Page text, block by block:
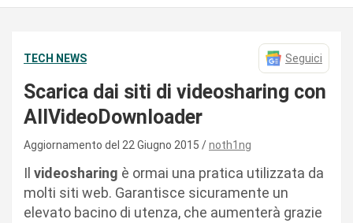
TECH NEWS Seguici
Scarica dai siti di videosharing con
AllVideoDownloader
Aggiornamento del 22 Giugno 2015 noth1ng
Il videosharing è ormai una pratica utilizzata da
molti siti web. Garantisce sicuramente un
elevato bacino di utenza, che aumenterà grazie